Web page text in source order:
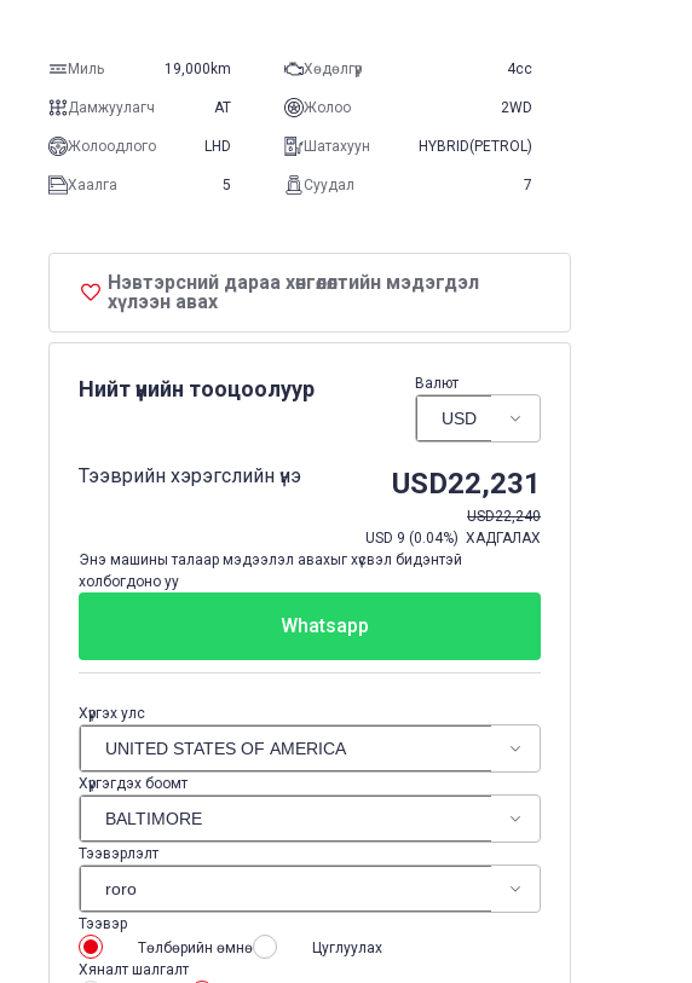
Нэвтэрсний дараа хөнгөлөлтийн мэдэгдэл
хүлээн авах
Миль 19,000km Хөдөлгүүр 4cc
Дамжуулагч AT Жолоо 2WD
Жолоодлого LHD Шатахуун HYBRID(PETROL)
Хаалга 5 Суудал 7
Нийт үнийн тооцоолуур Валют
Тээврийн хэрэгслийн үнэ USD22,231
USD22,240
USD 9 (0.04%) ХАДГАЛАХ
Энэ машины талаар мэдээлэл авахыг хүсвэл бидэнтэй
холбогдоно уу
Whatsapp
Хүргэх улс
Хүргэгдэх боомт
Тээвэрлэлт
Тээвэр
Төлбөрийн өмнө
Цуглуулах
Хяналт шалгалт